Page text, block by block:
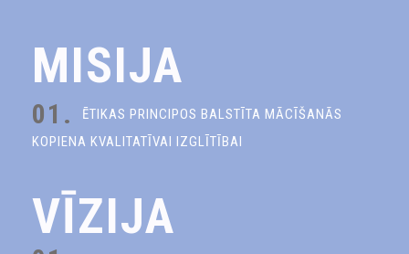
MISIJA
01.
ĒTIKAS PRINCIPOS BALSTĪTA MĀCĪŠANĀS
KOPIENA KVALITATĪVAI IZGLĪTĪBAI
VĪZIJA